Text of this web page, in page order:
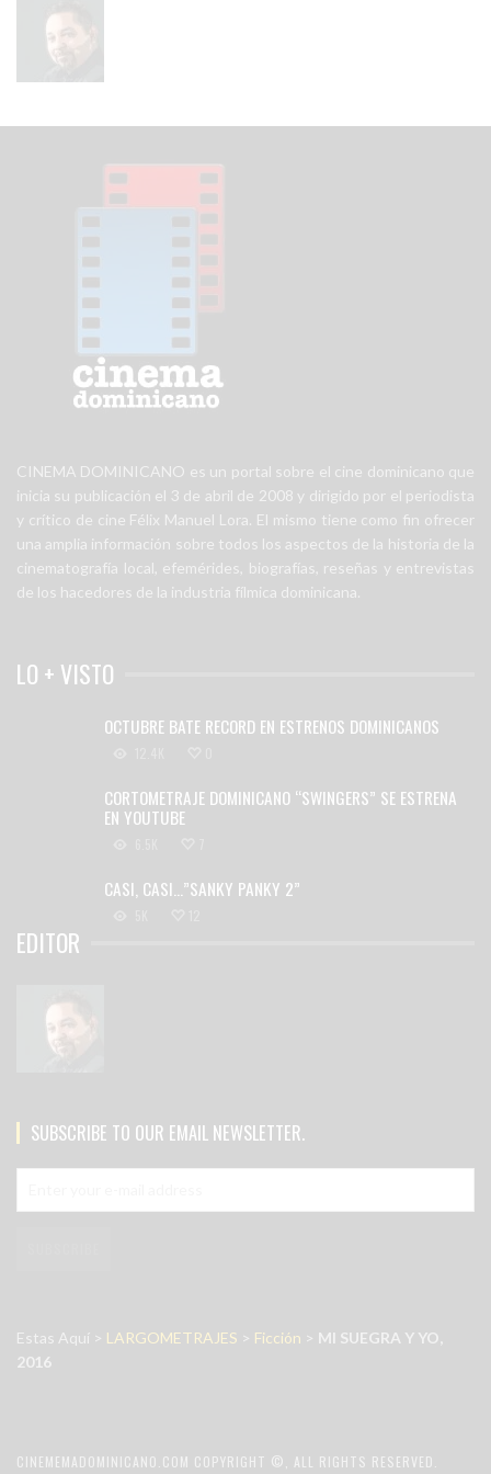
CINEMA DOMINICANO es un portal sobre el cine dominicano que
inicia su publicación el 3 de abril de 2008 y dirigido por el periodista
y crítico de cine Félix Manuel Lora. El mismo tiene como fin ofrecer
una amplia información sobre todos los aspectos de la historia de la
cinematografía local, efemérides, biografías, reseñas y entrevistas
de los hacedores de la industria fílmica dominicana.
LO + VISTO
OCTUBRE BATE RECORD EN ESTRENOS DOMINICANOS
CORTOMETRAJE DOMINICANO “SWINGERS” SE ESTRENA
EN YOUTUBE
CASI, CASI…”SANKY PANKY 2”
EDITOR
SUBSCRIBE TO OUR EMAIL NEWSLETTER.
Estas Aquí > LARGOMETRAJES > Ficción > MI SUEGRA Y YO,
2016
CINEMEMADOMINICANO.COM COPYRIGHT ©, ALL RIGHTS RESERVED.